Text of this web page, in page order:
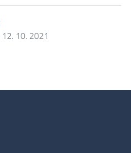
12. 10. 2021